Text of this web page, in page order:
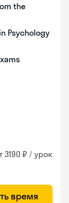
the
Psychology
3190 ₽ / урок
время